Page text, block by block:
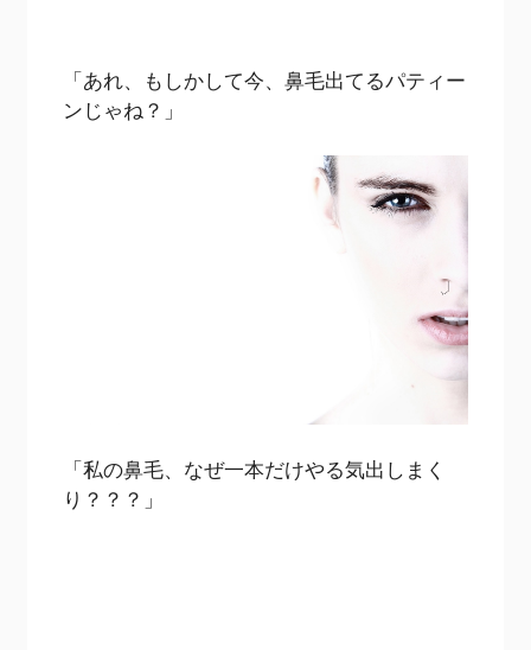
「あれ、もしかして今、鼻毛出てるパティー
ンじゃね？」
「私の鼻毛、なぜ一本だけやる気出しまく
り？？？」